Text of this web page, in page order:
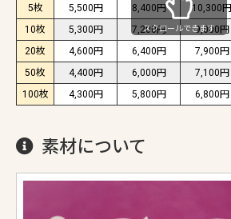
5枚
5,500円 8,400円 10,300円
10枚
5,300円 7,200円 9,000円
20枚
4,600円 6,400円 7,900円
50枚
4,400円 6,000円 7,100円
100枚
4,300円 5,800円 6,800円
スクロールできます
素材について